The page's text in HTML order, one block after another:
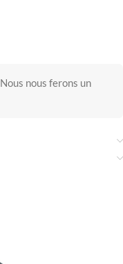
Nous nous ferons un